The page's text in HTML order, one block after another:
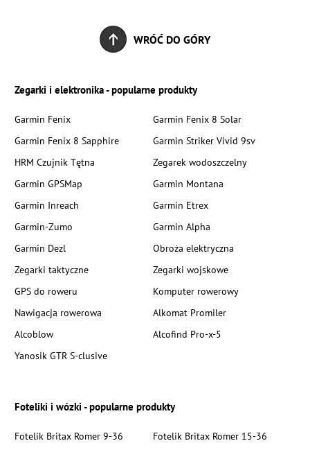
WRÓĆ DO GÓRY
Zegarki i elektronika - popularne produkty
Garmin Fenix
Garmin Fenix 8 Solar
Garmin Fenix 8 Sapphire
Garmin Striker Vivid 9sv
HRM Czujnik Tętna
Zegarek wodoszczelny
Garmin GPSMap
Garmin Montana
Garmin Inreach
Garmin Etrex
Garmin-Zumo
Garmin Alpha
Garmin Dezl
Obroża elektryczna
Zegarki taktyczne
Zegarki wojskowe
GPS do roweru
Komputer rowerowy
Nawigacja rowerowa
Alkomat Promiler
Alcoblow
Alcofind Pro-x-5
Yanosik GTR S-clusive
Foteliki i wózki - popularne produkty
Fotelik Britax Romer 9-36
Fotelik Britax Romer 15-36